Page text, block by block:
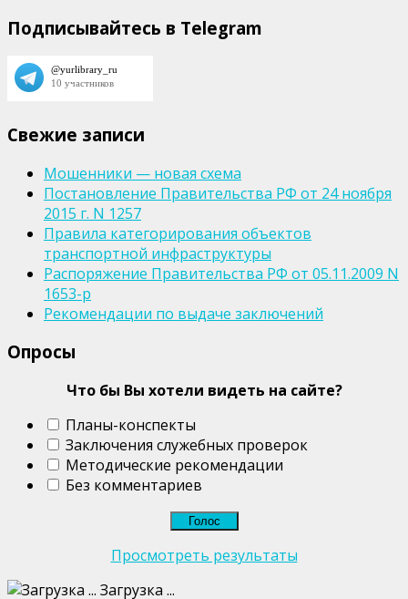
Подписывайтесь в Telegram
Свежие записи
Мошенники — новая схема
Постановление Правительства РФ от 24 ноября
2015 г. N 1257
Правила категорирования объектов
транспортной инфраструктуры
Распоряжение Правительства РФ от 05.11.2009 N
1653-р
Рекомендации по выдаче заключений
Опросы
Что бы Вы хотели видеть на сайте?
Планы-конспекты
Заключения служебных проверок
Методические рекомендации
Без комментариев
Просмотреть результаты
Загрузка ...